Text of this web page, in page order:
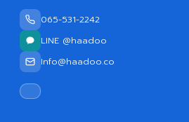
065-531-2242
LINE @haadoo
Info@haadoo.co